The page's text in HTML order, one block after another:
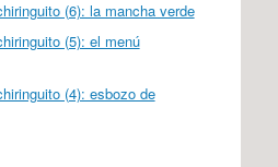
(6): la mancha verde
(5): el menú
(4): esbozo de